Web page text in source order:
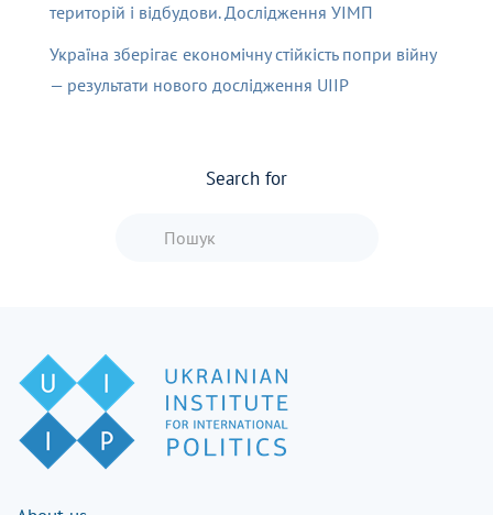
територій і відбудови. Дослідження УІМП
Україна зберігає економічну стійкість попри війну
— результати нового дослідження UIIP
Search for